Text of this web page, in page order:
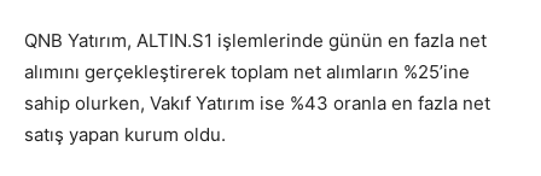
QNB Yatırım, ALTIN.S1 işlemlerinde günün en fazla net
alımını gerçekleştirerek toplam net alımların %25’ine
sahip olurken, Vakıf Yatırım ise %43 oranla en fazla net
satış yapan kurum oldu.